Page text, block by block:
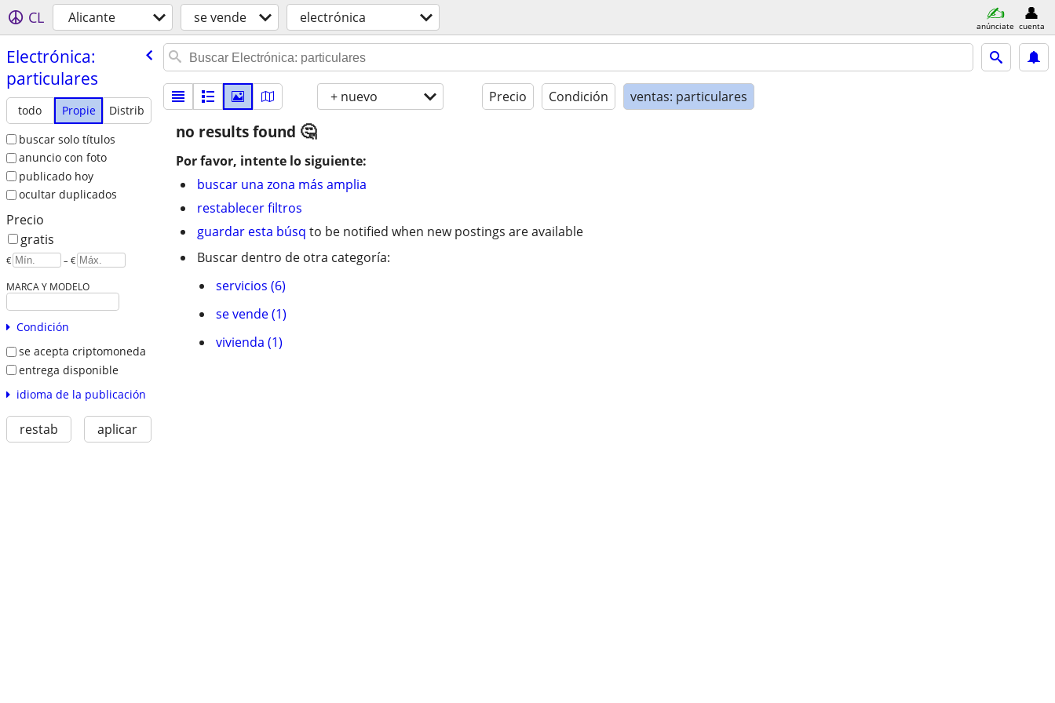
CL Alicante se vende electrónica anúnciate cuenta
Electrónica:
particulares
todo Propie
Distrib
buscar solo títulos
anuncio con foto
publicado hoy
ocultar duplicados
Precio
gratis
€ – €
MARCA Y MODELO
Condición
se acepta criptomoneda
entrega disponible
idioma de la publicación
restab aplicar
+ nuevo Precio Condición ventas: particulares
no results found
Por favor, intente lo siguiente:
buscar una zona más amplia
restablecer filtros
guardar esta búsq to be notified when new postings are available
Buscar dentro de otra categoría:
servicios (6)
se vende (1)
vivienda (1)